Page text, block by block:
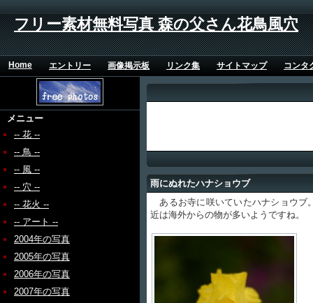
フリー素材無料写真 森の父さん花鳥風穴
Home エントリー 画像掲示板 リンク集 サイトマップ コンタ
メニュー
-- 花 --
-- 鳥 --
-- 風 --
-- 穴 --
-- 花火 --
-- アート --
2004年の写真
2005年の写真
2006年の写真
2007年の写真
雨にぬれたハナショウブ
あるお寺に咲いていたハナショウブ
近は海外からの物が多いようですね。